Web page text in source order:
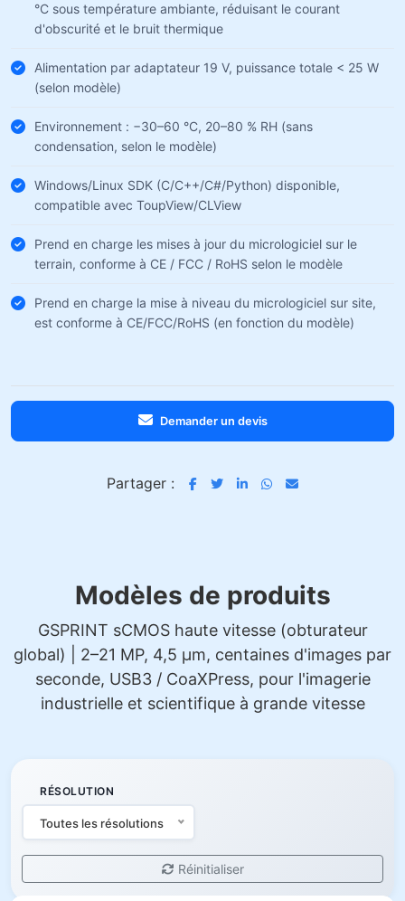
°C sous température ambiante, réduisant le courant
d'obscurité et le bruit thermique
Alimentation par adaptateur 19 V, puissance totale < 25 W
(selon modèle)
Environnement : −30–60 °C, 20–80 % RH (sans
condensation, selon le modèle)
Windows/Linux SDK (C/C++/C#/Python) disponible,
compatible avec ToupView/CLView
Prend en charge les mises à jour du micrologiciel sur le
terrain, conforme à CE / FCC / RoHS selon le modèle
Prend en charge la mise à niveau du micrologiciel sur site,
est conforme à CE/FCC/RoHS (en fonction du modèle)
Demander un devis
Partager :
Modèles de produits
GSPRINT sCMOS haute vitesse (obturateur
global) | 2–21 MP, 4,5 µm, centaines d'images par
seconde, USB3 / CoaXPress, pour l'imagerie
industrielle et scientifique à grande vitesse
RÉSOLUTION
Toutes les résolutions
Réinitialiser